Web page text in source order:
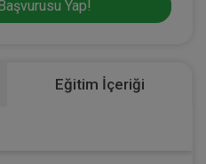
Yap!
Eğitim İçeriği